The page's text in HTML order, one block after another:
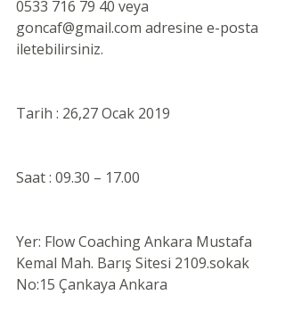
0533 716 79 40 veya
goncaf@gmail.com adresine e-posta
iletebilirsiniz.
Tarih : 26,27 Ocak 2019
Saat : 09.30 – 17.00
Yer: Flow Coaching Ankara Mustafa
Kemal Mah. Barış Sitesi 2109.sokak
No:15 Çankaya Ankara